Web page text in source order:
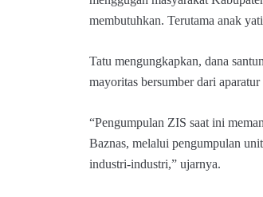
membutuhkan. Terutama anak
Tatu mengungkapkan, dana
mayoritas bersumber dari
“Pengumpulan ZIS saat ini
Baznas, melalui pengumpulan
industri-industri,” ujarnya.